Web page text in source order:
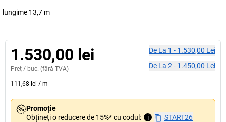
lungime 13,7 m
1.530,00 lei
Preț / buc. (fără TVA)
111,68 lei / m
De La 1 - 1.530,00 Lei
De La 2 - 1.450,00 Lei
Promoție
Obțineți o reducere de 15%* cu codul:
i START26